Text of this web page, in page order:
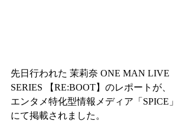
先日行われた 茉莉奈 ONE MAN LIVE
SERIES 【RE:BOOT】のレポートが、
エンタメ特化型情報メディア「SPICE」
にて掲載されました。